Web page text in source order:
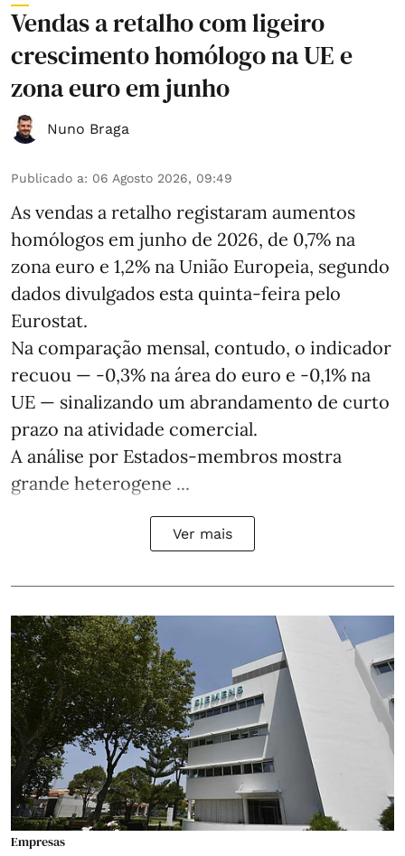
Vendas a retalho com ligeiro
crescimento homólogo na UE e
zona euro em junho
Nuno Braga
Publicado a: 06 Agosto 2026, 09:49
As vendas a retalho registaram aumentos
homólogos em junho de 2026, de 0,7% na
zona euro e 1,2% na União Europeia, segundo
dados divulgados esta quinta-feira pelo
Eurostat.
Na comparação mensal, contudo, o indicador
recuou — -0,3% na área do euro e -0,1% na
UE — sinalizando um abrandamento de curto
prazo na atividade comercial.
A análise por Estados‑membros mostra
grande heterogene ...
Ver mais
Empresas